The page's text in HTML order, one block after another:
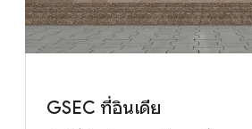
GSEC ที่อินเดีย